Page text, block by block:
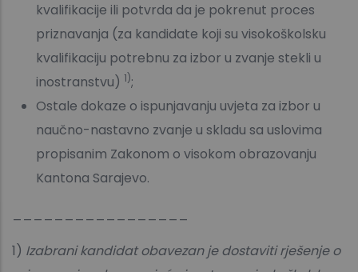
kvalifikacije ili potvrda da je pokrenut proces
priznavanja (za kandidate koji su visokoškolsku
kvalifikaciju potrebnu za izbor u zvanje stekli u
inostranstvu) 1);
Ostale dokaze o ispunjavanju uvjeta za izbor u
naučno-nastavno zvanje u skladu sa uslovima
propisanim Zakonom o visokom obrazovanju
Kantona Sarajevo.
1) Izabrani kandidat obavezan je dostaviti rješenje o